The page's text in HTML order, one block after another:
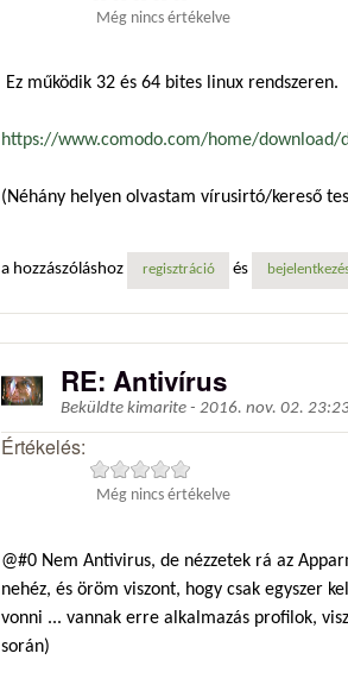
Még nincs értékelve
Ez működik 32 és 64 bites linux rendszeren.
https://www.comodo.com/home/
(Néhány helyen olvastam vírusirtó/kereső
a hozzászóláshoz regisztráció és
RE: Antivírus
Beküldte kimarite - 2016. nov. 02.
Értékelés:
Még nincs értékelve
@#0 Nem Antivirus, de nézzetek rá az
nehéz, és öröm viszont, hogy csak egyszer
vonni ... vannak erre alkalmazás profilok,
során)